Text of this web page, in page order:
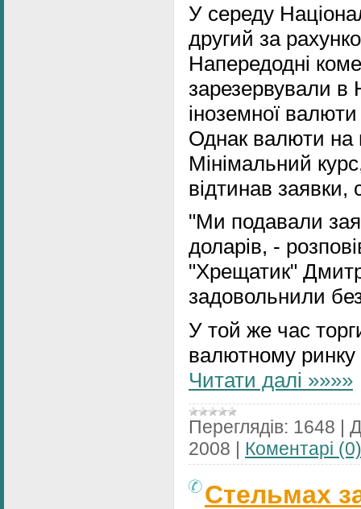
У середу
другий за
Напередодні
зарезервували в
іноземної
Однак валюти на
Мінімальний
відтинав заявки,
"Ми подавали
доларів, -
"Хрещатик"
задовольнили
У той же час
валютному ринку
Читати далі »»»»
Переглядів: 1648 |
2008 | Коментарі (0)
Стельмах